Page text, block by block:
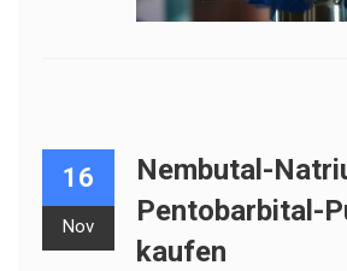
16
Nov
Nembutal-
Pentobarbital-
kaufen